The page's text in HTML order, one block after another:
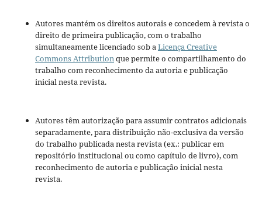
Autores mantém os direitos autorais e concedem à revista o
direito de primeira publicação, com o trabalho
simultaneamente licenciado sob aLicença Creative
Commons Attributionque permite o compartilhamento do
trabalho com reconhecimento da autoria e publicação
inicial nesta revista.
Autores têm autorização para assumir contratos adicionais
separadamente, para distribuição não-exclusiva da versão
do trabalho publicada nesta revista (ex.: publicar em
repositório institucional ou como capítulo de livro), com
reconhecimento de autoria e publicação inicial nesta
revista.